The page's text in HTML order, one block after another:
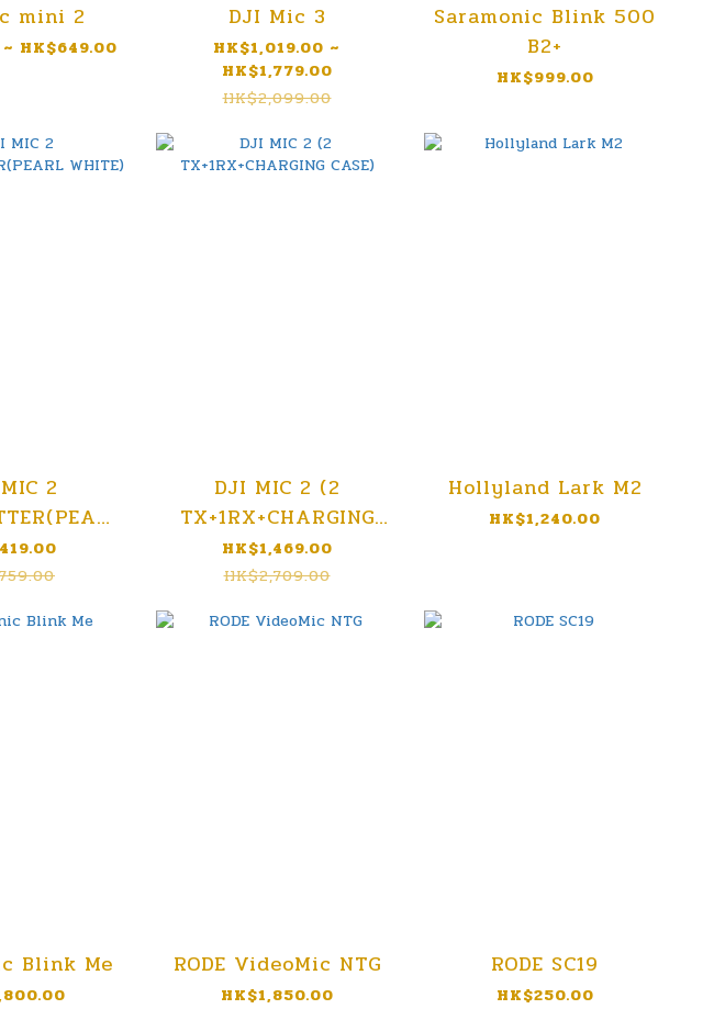
mini 2
HK$649.00
DJI Mic 3
HK$1,019.00 ~
HK$1,779.00
HK$2,099.00
Saramonic Blink 500
B2+
HK$999.00
2
DJI MIC 2 (2
TX+1RX+CHARGING
CASE)
HK$1,469.00
HK$2,709.00
Hollyland Lark M2
HK$1,240.00
Blink Me RODE VideoMic NTG
HK$1,850.00
RODE SC19
HK$250.00